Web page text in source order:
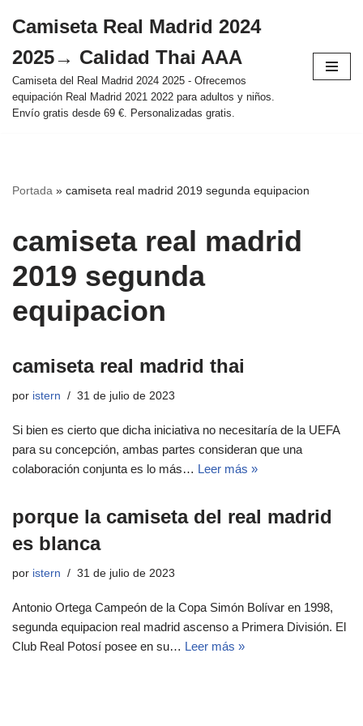
al
contenido
Camiseta Real Madrid 2024
2025→ Calidad Thai AAA
Camiseta del Real Madrid 2024 2025 - Ofrecemos
equipación Real Madrid 2021 2022 para adultos y niños.
Envío gratis desde 69 €. Personalizadas gratis.
Portada » camiseta real madrid 2019 segunda equipacion
camiseta real madrid
2019 segunda
equipacion
camiseta real madrid thai
por istern 31 de julio de 2023
Si bien es cierto que dicha iniciativa no necesitaría de la UEFA
para su concepción, ambas partes consideran que una
colaboración conjunta es lo más… Leer más »
porque la camiseta del real madrid
es blanca
por istern 31 de julio de 2023
Antonio Ortega Campeón de la Copa Simón Bolívar en 1998,
segunda equipacion real madrid ascenso a Primera División. El
Club Real Potosí posee en su… Leer más »